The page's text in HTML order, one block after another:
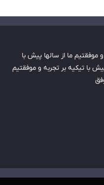
موفقتیم ما از سالها پیش با
با تیکیه بر تجربه و موفقتیم